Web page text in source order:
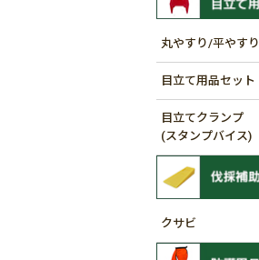
丸やすり/平やすり
目立て用品セット
目立てクランプ
(スタンプバイス)
クサビ